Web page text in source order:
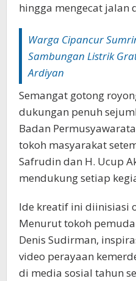
hingga mengecat jalan
Warga Cipancur
Sambungan Listrik
Ardiyan
Semangat gotong
dukungan penuh
Badan
tokoh masyarakat
Safrudin dan H. Ucup
mendukung setiap
Ide kreatif ini diinisiasi
Menurut tokoh
Denis Sudirman,
video perayaan
di media sosial tahun